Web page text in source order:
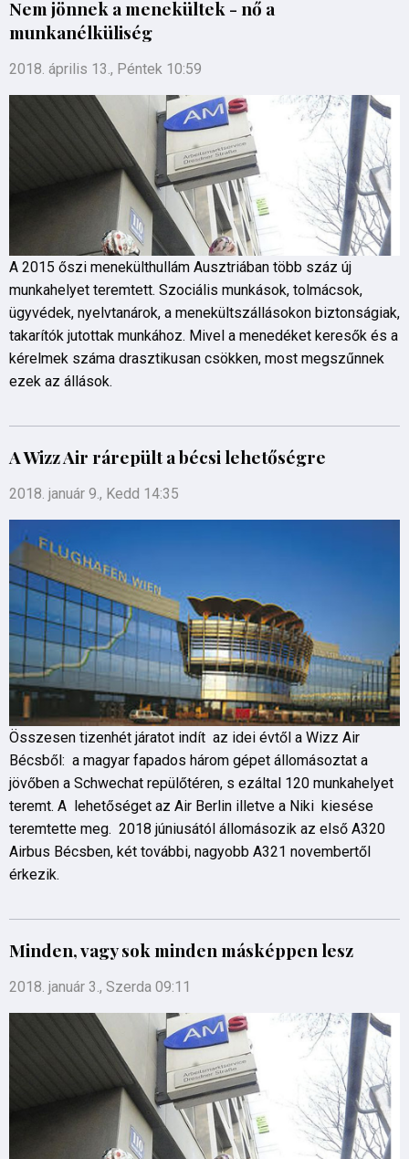
Nem jönnek a menekültek - nő a
munkanélküliség
2018. április 13., Péntek 10:59
A 2015 őszi menekülthullám Ausztriában több száz új
munkahelyet teremtett. Szociális munkások, tolmácsok,
ügyvédek, nyelvtanárok, a menekültszállásokon biztonságiak,
takarítók jutottak munkához. Mivel a menedéket keresők és a
kérelmek száma drasztikusan csökken, most megszűnnek
ezek az állások.
A Wizz Air rárepült a bécsi lehetőségre
2018. január 9., Kedd 14:35
Összesen tizenhét járatot indít az idei évtől a Wizz Air
Bécsből: a magyar fapados három gépet állomásoztat a
jövőben a Schwechat repülőtéren, s ezáltal 120 munkahelyet
teremt. A lehetőséget az Air Berlin illetve a Niki kiesése
teremtette meg. 2018 júniusától állomásozik az első A320
Airbus Bécsben, két további, nagyobb A321 novembertől
érkezik.
Minden, vagy sok minden másképpen lesz
2018. január 3., Szerda 09:11